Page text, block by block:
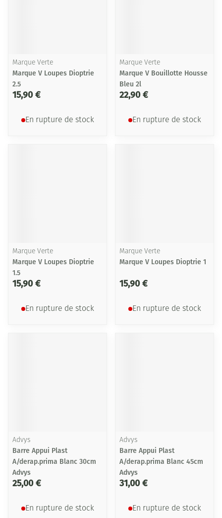
Marque Verte
Marque V Loupes Dioptrie
2.5
15,90 €
En rupture de stock
Marque Verte
Marque V Bouillotte Housse
Bleu 2l
22,90 €
En rupture de stock
Marque Verte
Marque V Loupes Dioptrie
1.5
15,90 €
En rupture de stock
Marque Verte
Marque V Loupes Dioptrie 1
15,90 €
En rupture de stock
Advys
Barre Appui Plast
A/derap.prima Blanc 30cm
Advys
25,00 €
En rupture de stock
Advys
Barre Appui Plast
A/derap.prima Blanc 45cm
Advys
31,00 €
En rupture de stock